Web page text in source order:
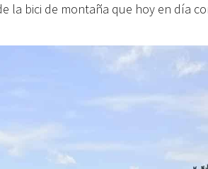
la bici de montaña que hoy en día